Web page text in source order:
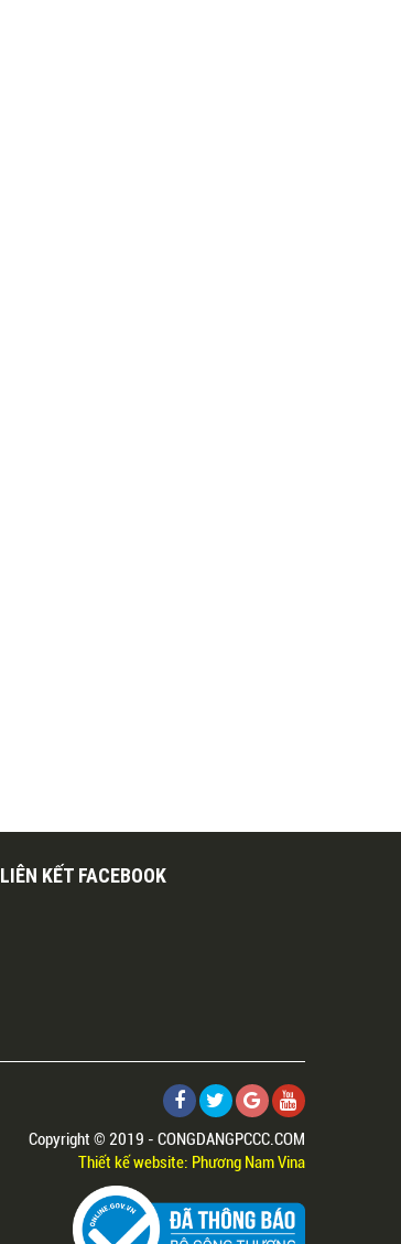
LIÊN KẾT FACEBOOK
Copyright © 2019 - CONGDANGPCCC.COM
Thiết kế website: Phương Nam Vina